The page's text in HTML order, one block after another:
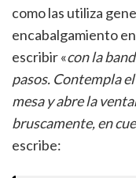
como las utiliza
encabalgamiento
escribir «con la
pasos. Contempla
mesa y abre la
bruscamente, en
escribe: